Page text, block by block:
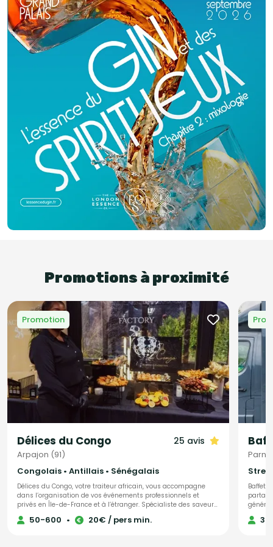
Promotions à proximité
Promotion
Délices du Congo 25 avis
Arpajon (91)
Congolais • Antillais • Sénégalais
Délices du Congo, votre traiteur africain, vous accompagne
dans l’organisation de vos événements professionnels et
privés en Île-de-France et à l’étranger. Spécialiste des saveurs
du Congo et des Antilles, nous mettons également à l’honneur
les délices culinaires de toute l’Afrique. Notre objectif : faire de
50-600 • 20€ / pers min.
génération
invités
traiteur